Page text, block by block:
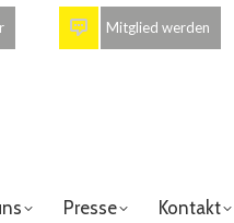
Mitglied werden
Presse Kontakt